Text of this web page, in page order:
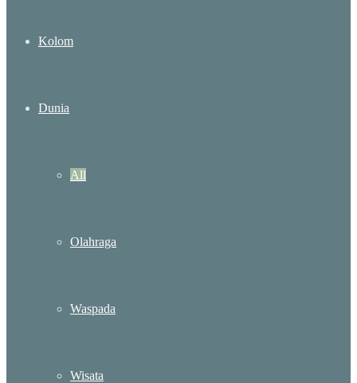
Kolom
Dunia
All
Olahraga
Waspada
Wisata